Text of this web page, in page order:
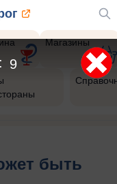
Магазины
быть
7